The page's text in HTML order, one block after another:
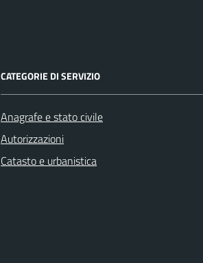
CATEGORIE DI SERVIZIO
Anagrafe e stato civile
Autorizzazioni
Catasto e urbanistica